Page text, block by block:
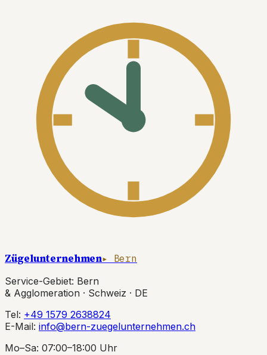
Zügelunternehmen▸ Bern
Service-Gebiet: Bern
& Agglomeration · Schweiz · DE
Tel: +49 1579 2638824
E-Mail: info@bern-zuegelunternehmen.ch
Mo–Sa: 07:00–18:00 Uhr